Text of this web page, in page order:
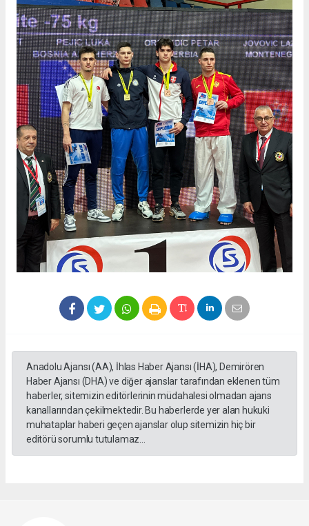
Anadolu Ajansı (AA), İhlas Haber Ajansı (İHA), Demirören
Haber Ajansı (DHA) ve diğer ajanslar tarafından eklenen tüm
haberler, sitemizin editörlerinin müdahalesi olmadan ajans
kanallarından çekilmektedir. Bu haberlerde yer alan hukuki
muhataplar haberi geçen ajanslar olup sitemizin hiç bir
editörü sorumlu tutulamaz...